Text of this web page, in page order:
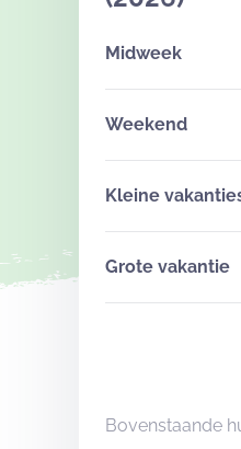
Midweek
Weekend
Kleine
Grote vakantie
Bovenstaande